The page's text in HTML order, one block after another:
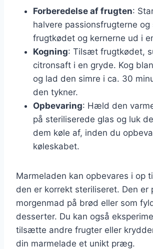
Forberedelse af frugten:
halvere passionsfrugterne og
frugtkødet og kernerne ud i
Kogning: Tilsæt frugtkødet,
citronsaft i en gryde. Kog
og lad den simre i ca. 30
den tykner.
Opbevaring: Hæld den
på steriliserede glas og luk
dem køle af, inden du
køleskabet.
Marmeladen kan opbevares i op
den er korrekt steriliseret. Den er
morgenmad på brød eller som
desserter. Du kan også
tilsætte andre frugter eller
din marmelade et unikt præg.